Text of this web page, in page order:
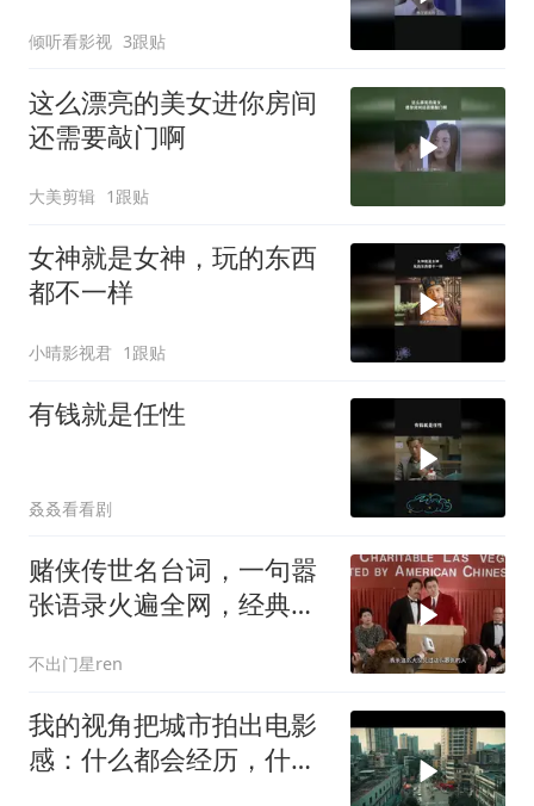
倾听看影视 3跟贴
这么漂亮的美女进你房间
还需要敲门啊
大美剪辑 1跟贴
女神就是女神，玩的东西
都不一样
小晴影视君 1跟贴
有钱就是任性
叒叒看看剧
赌侠传世名台词，一句嚣
张语录火遍全网，经典永
不出门星ren
我的视角把城市拍出电影
感：什么都会经历，什么